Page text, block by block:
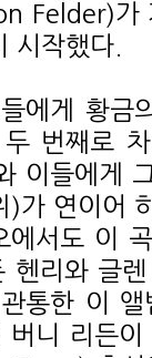
Felder)가
시작했다.
에게 황금
번째로
이들에게
)가 연이어
서도 이
헨리와 글
통한 이
니 리든